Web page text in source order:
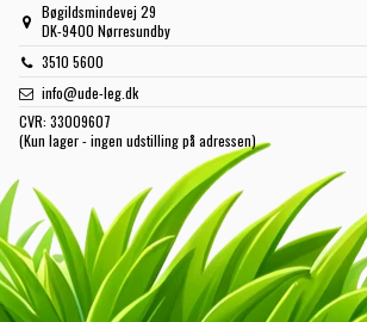
Bøgildsmindevej 29
DK-9400 Nørresundby
3510 5600
info@ude-leg.dk
CVR: 33009607
(Kun lager - ingen udstilling på adressen)